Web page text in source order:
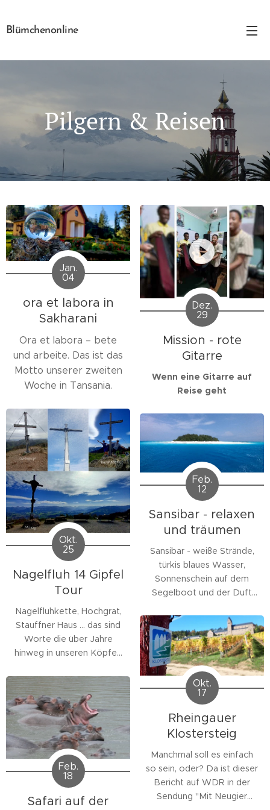
Blümchenonline
Pilgern & Reisen
Jan.
04
ora et labora in
Sakharani
Ora et labora – bete
und arbeite. Das ist das
Motto unserer zweiten
Woche in Tansania.
Dez.
29
Mission - rote
Gitarre
Wenn eine Gitarre auf
Reise geht
Okt.
25
Nagelfluh 14 Gipfel
Tour
Nagelfluhkette, Hochgrat,
Stauffner Haus … das sind
Worte die über Jahre
hinweg in unseren Köpfen
wecken. Alles begann mit
einer Folge
"Wunderschön" auf WDR,
seitdem ist das Reiseziel
auf unserer Wish List
ziemlich weit oben.Aber
wir brauchen dazu
zwingend gutes Wetter,
denn der Weg ist nicht
ohne und wir möchten die
Feb.
12
Sansibar - relaxen
und träumen
Sansibar - weiße Strände,
türkis blaues Wasser,
Sonnenschein auf dem
Segelboot und der Duft
Hakuna matata der Traum
von der Insel mit frischen
Früchten, bunten Kleidern
der einheimischen, und
faszinierende
Sonnenuntergänge. Das
verbinden die meisten mit
Sansibar der Insel zwei
Stunden Bootsfahrt von
Feb.
18
Safari auf der
Okt.
17
Rheingauer
Klostersteig
Manchmal soll es einfach
so sein, oder? Da ist dieser
Bericht auf WDR in der
Sendung "Mit Neugier